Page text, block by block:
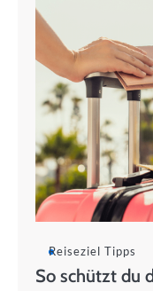
Reiseziel Tipps
So schützt du